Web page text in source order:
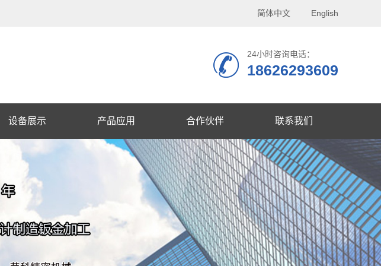
简体中文 English
24小时咨询电话：
18626293609
设备展示 产品应用 合作伙伴 联系我们